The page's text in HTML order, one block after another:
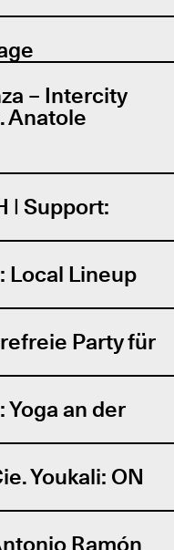
– Intercity
Anatole
| Support:
Local Lineup
Party für
an der
Youkali: ON
Ramón